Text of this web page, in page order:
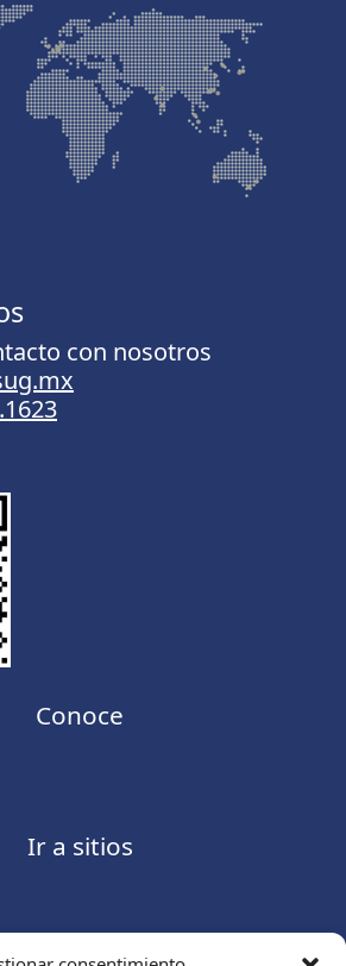
con nosotros
Conoce
Ir a sitios